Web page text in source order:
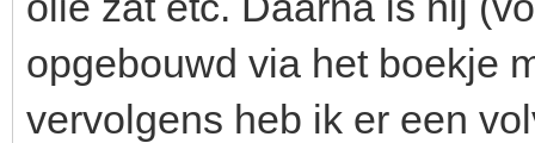
opgebouwd via het boekje
vervolgens heb ik er een